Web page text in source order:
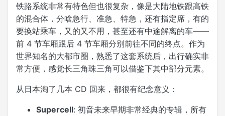
铁路系统非常有特色但也很复杂，像是大陆地铁跟高铁
的混合体，分啥急行、准急、特急，还有指定席，有的
要换站乘车，又的又不用，甚至还有中途解离的车——
前 4 节车厢跟后 4 节车厢分别前往不同的终点。作为
世界知名的大都市圈，熟悉了这套系统后，出行确实非
常方便，感觉长三角珠三角可以借鉴下其中部分元素。
从日本淘了几本 CD 回来，都很有纪念意义：
Supercell: 初音未来早期非常经典的专辑，所有